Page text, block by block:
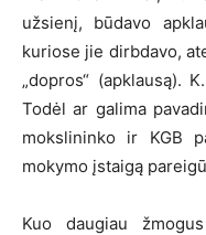
užsienį, būdavo
kuriose jie dirbdavo,
„dopros“ (apklausą).
Todėl ar galima
mokslininko ir KGB
mokymo įstaigą
Kuo daugiau